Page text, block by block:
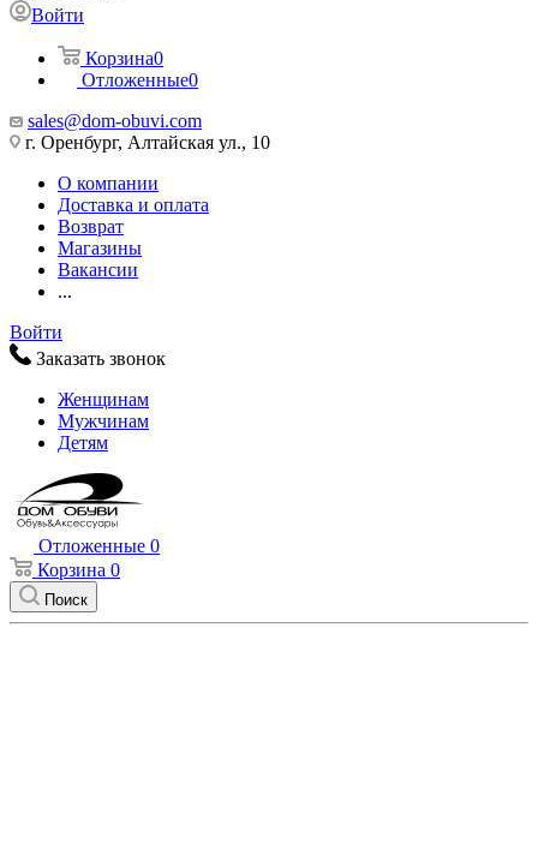
Войти
Корзина0
Отложенные0
sales@dom-obuvi.com
г. Оренбург, Алтайская ул., 10
О компании
Доставка и оплата
Возврат
Магазины
Вакансии
...
Войти
Заказать звонок
Женщинам
Мужчинам
Детям
Отложенные 0
Корзина 0
Поиск